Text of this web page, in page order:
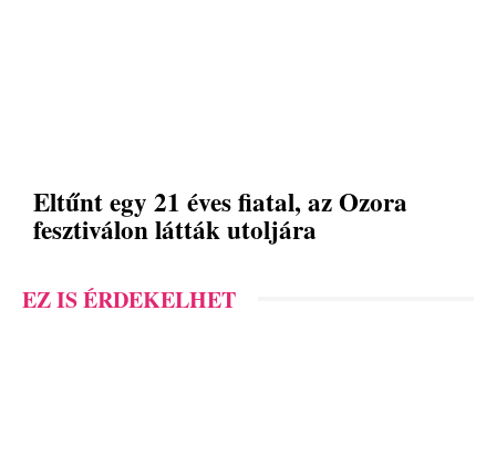
Eltűnt egy 21 éves fiatal, az Ozora
fesztiválon látták utoljára
EZ IS ÉRDEKELHET